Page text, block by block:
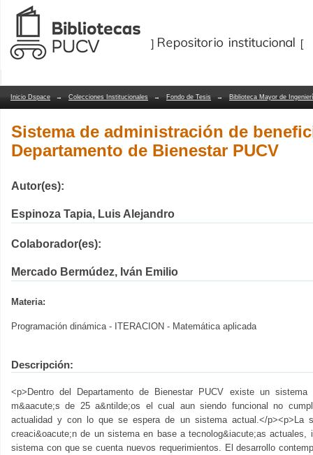
Sistema de administración de
Repositorio Dspace/Manakin
Inicio Dspace → Colecciones Institucionales → Fondo de Tesis → Biblioteca Mayor de
Sistema de administración de
Departamento de Bienestar PUCV
Autor(es):
Espinoza Tapia, Luis Alejandro
Colaborador(es):
Mercado Bermúdez, Iván Emilio
Materia:
Programación dinámica - ITERACION - Matemática aplicada
Descripción:
<p>Dentro del Departamento de Bienestar PUCV existe un sistema
m&aacute;s de 25 a&ntilde;os el cual aun siendo funcional no
actualidad y con lo que se espera de un sistema actual.</p><p>La
creaci&oacute;n de un sistema en base a tecnolog&iacute;as actuales,
sistema con que se cuenta nuevos requerimientos. El desarrollo